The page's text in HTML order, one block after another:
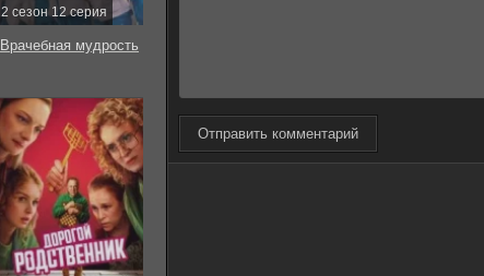
Отправить комментарий
2 сезон 12 серия
Врачебная мудрость